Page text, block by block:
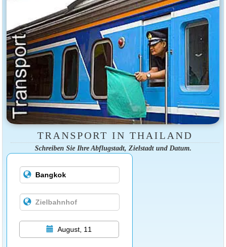
TRANSPORT IN THAILAND
Schreiben Sie Ihre Abflugstadt, Zielstadt und Datum.
August, 11